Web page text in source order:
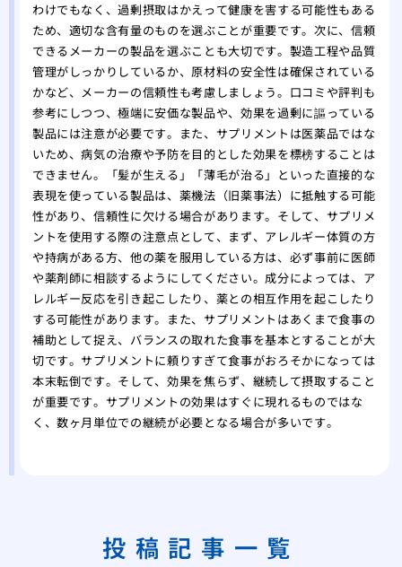
わけでもなく、過剰摂取はかえって健康を害する可能性もある
ため、適切な含有量のものを選ぶことが重要です。次に、信頼
できるメーカーの製品を選ぶことも大切です。製造工程や品質
管理がしっかりしているか、原材料の安全性は確保されている
かなど、メーカーの信頼性も考慮しましょう。口コミや評判も
参考にしつつ、極端に安価な製品や、効果を過剰に謳っている
製品には注意が必要です。また、サプリメントは医薬品ではな
いため、病気の治療や予防を目的とした効果を標榜することは
できません。「髪が生える」「薄毛が治る」といった直接的な
表現を使っている製品は、薬機法（旧薬事法）に抵触する可能
性があり、信頼性に欠ける場合があります。そして、サプリメ
ントを使用する際の注意点として、まず、アレルギー体質の方
や持病がある方、他の薬を服用している方は、必ず事前に医師
や薬剤師に相談するようにしてください。成分によっては、ア
レルギー反応を引き起こしたり、薬との相互作用を起こしたり
する可能性があります。また、サプリメントはあくまで食事の
補助として捉え、バランスの取れた食事を基本とすることが大
切です。サプリメントに頼りすぎて食事がおろそかになっては
本末転倒です。そして、効果を焦らず、継続して摂取すること
が重要です。サプリメントの効果はすぐに現れるものではな
く、数ヶ月単位での継続が必要となる場合が多いです。
投稿記事一覧